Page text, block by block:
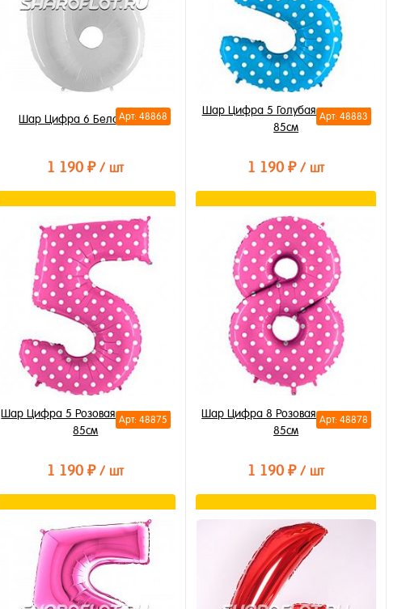
Арт: 48868
Шар Цифра 6 Белая 85см
1 190 ₽/ шт
Купить в 1 клик
В избранное
В наличии
Арт: 48883
Шар Цифра 5 Голубая в горошек
85см
1 190 ₽/ шт
В корзину
Купить в 1 клик
В избранное
В наличии
Арт: 48875
Шар Цифра 5 Розовая в горошек
85см
1 190 ₽/ шт
Купить в 1 клик
В избранное
В наличии
Арт: 48878
Шар Цифра 8 Розовая в горошек
85см
1 190 ₽/ шт
В корзину
Купить в 1 клик
В избранное
В наличии